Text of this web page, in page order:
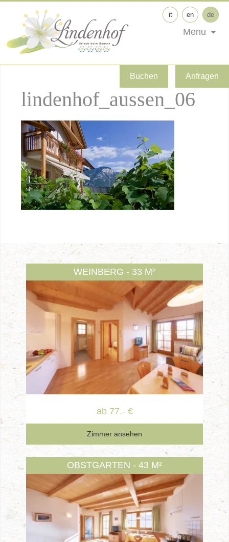
Buchen Anfragen
it en de
Menu
lindenhof_aussen_06
WEINBERG - 33 M²
ab 77.- €
Zimmer ansehen
OBSTGARTEN - 43 M²